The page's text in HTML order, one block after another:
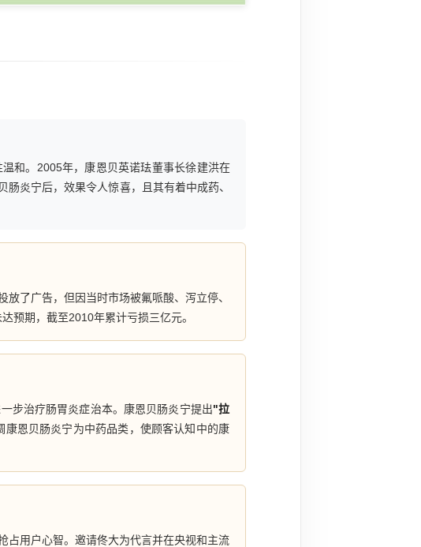
和。2005年，康恩贝英诺珐董事长徐建洪在
炎宁后，效果令人惊喜，且其有着中成药、
了广告，但因当时市场被氟哌酸、泻立停、
预期，截至2010年累计亏损三亿元。
步治疗肠胃炎症治本。康恩贝肠炎宁提出"拉
恩贝肠炎宁为中药品类，使顾客认知中的康
占用户心智。邀请佟大为代言并在央视和主流